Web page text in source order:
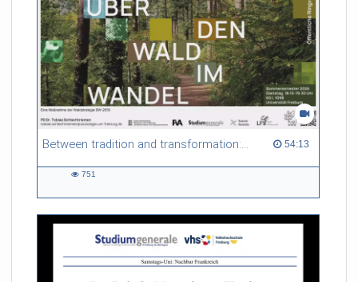
Between tradition and transformation: how owners, advisers and institutions co-create knowledge for resilient forests in Europe 54:13
54:13 duration
751